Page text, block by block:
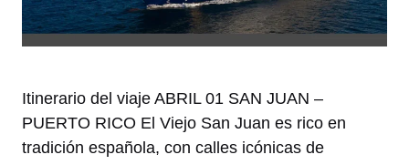
Itinerario del viaje ABRIL 01 SAN JUAN –
PUERTO RICO El Viejo San Juan es rico en
tradición española, con calles icónicas de